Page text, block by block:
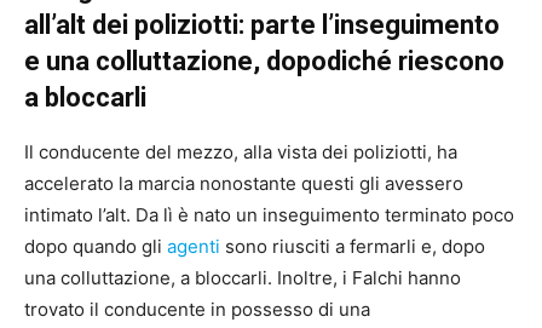
all’alt dei poliziotti: parte l’inseguimento
e una colluttazione, dopodiché riescono
a bloccarli
Il conducente del mezzo, alla vista dei poliziotti, ha
accelerato la marcia nonostante questi gli avessero
intimato l’alt. Da lì è nato un inseguimento terminato poco
dopo quando gli agenti sono riusciti a fermarli e, dopo
una colluttazione, a bloccarli. Inoltre, i Falchi hanno
trovato il conducente in possesso di una